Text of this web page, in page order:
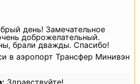
день! Замечательное
доброжелательный.
брали дважды. Спасибо!
в аэропорт Трансфер Минивэн
Здравствуйте!
в Законе о персональных
определять состав
мер, необходимых
для обеспечения
обязанностей,
Законом
данных и принятыми
с ним нормативными
актами, если иное